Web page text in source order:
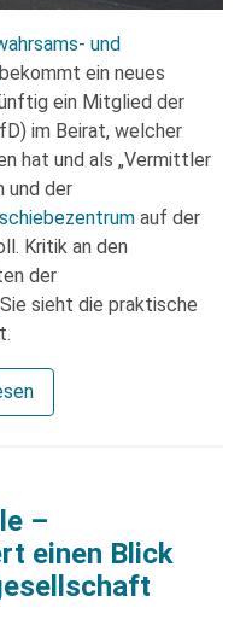
und
ein neues
ein Mitglied der
im Beirat, welcher
hat und als „Vermittler
und der
auf der
Kritik an den
der
sieht die praktische
–
einen Blick